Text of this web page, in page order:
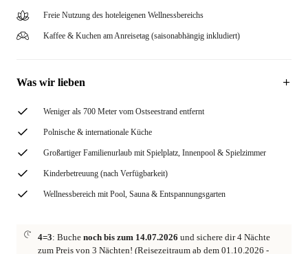
Freie Nutzung des hoteleigenen Wellnessbereichs
Kaffee & Kuchen am Anreisetag (saisonabhängig inkludiert)
Was wir lieben
Weniger als 700 Meter vom Ostseestrand entfernt
Polnische & internationale Küche
Großartiger Familienurlaub mit Spielplatz, Innenpool & Spielzimmer
Kinderbetreuung (nach Verfügbarkeit)
Wellnessbereich mit Pool, Sauna & Entspannungsgarten
4=3: Buche noch bis zum 14.07.2026 und sichere dir 4 Nächte
zum Preis von 3 Nächten! (Reisezeitraum ab dem 01.10.2026 -